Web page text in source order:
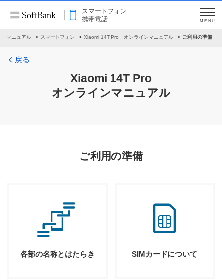
スマートフォン
携帯電話
MENU
ンマニュアル スマートフォン Xiaomi 14T Pro オンラインマニュアル ご利用の準備
戻る
Xiaomi 14T Pro
オンラインマニュアル
ご利用の準備
各部の名称とはたらき SIMカードについて